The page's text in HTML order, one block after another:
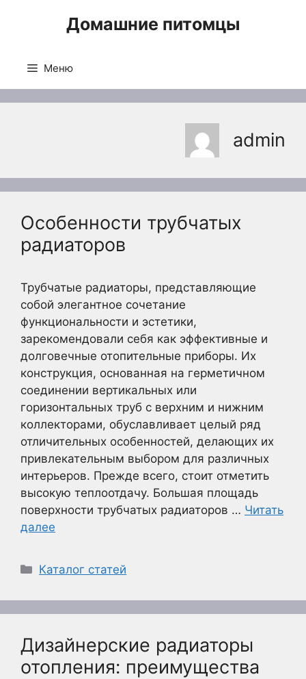
Домашние питомцы
Меню
admin
Особенности трубчатых
радиаторов
Трубчатые радиаторы, представляющие
собой элегантное сочетание
функциональности и эстетики,
зарекомендовали себя как эффективные и
долговечные отопительные приборы. Их
конструкция, основанная на герметичном
соединении вертикальных или
горизонтальных труб с верхним и нижним
коллекторами, обуславливает целый ряд
отличительных особенностей, делающих их
привлекательным выбором для различных
интерьеров. Прежде всего, стоит отметить
высокую теплоотдачу. Большая площадь
поверхности трубчатых радиаторов … Читать
далее
Рубрики
Каталог статей
Дизайнерские радиаторы
отопления: преимущества